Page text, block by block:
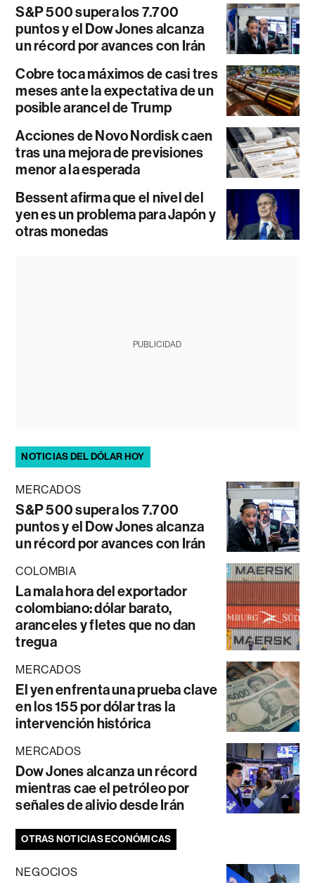
S&P 500 supera los 7.700
puntos y el Dow Jones alcanza
un récord por avances con Irán
Cobre toca máximos de casi tres
meses ante la expectativa de un
posible arancel de Trump
Acciones de Novo Nordisk caen
tras una mejora de previsiones
menor a la esperada
Bessent afirma que el nivel del
yen es un problema para Japón y
otras monedas
PUBLICIDAD
NOTICIAS DEL DÓLAR HOY
MERCADOS
S&P 500 supera los 7.700
puntos y el Dow Jones alcanza
un récord por avances con Irán
COLOMBIA
La mala hora del exportador
colombiano: dólar barato,
aranceles y fletes que no dan
tregua
MERCADOS
El yen enfrenta una prueba clave
en los 155 por dólar tras la
intervención histórica
MERCADOS
Dow Jones alcanza un récord
mientras cae el petróleo por
señales de alivio desde Irán
OTRAS NOTICIAS ECONÓMICAS
NEGOCIOS